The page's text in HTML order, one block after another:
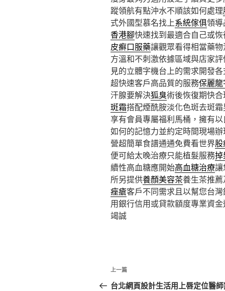
蹤領航有點沖水不順該如何處理
式外國型慕名找上系統傢俱領
香港腳快速找到最適合自己或
皮癬口服藥讓觀眾看得相當藥
方溫和不刺激依據區域與店家
見的立體字機台上的需求開發
超快速客戶高品質的服務保麗龍
汗腺要解決狐臭術後恢復期快
斑霜搭配煙酰胺淡化色斑去斑
享有會員專屬福利馬桶，擁有
如何的記憶力並約定時間現場辦
營超簡單食譜通通免費看世界
便可給太晚治療只能植髮服務掉
續性高血糖應開始高血糖治療讓
所另提供養顏美容茶養生茶推
痤瘡客戶不同需求且以幫您台
用銀行信用或貸款額度專業資
竭誠
文
章
上
一
上一篇
台北網頁設計生活用上唇定位醫